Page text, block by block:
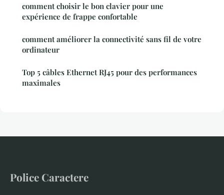
comment choisir le bon clavier pour une
expérience de frappe confortable
comment améliorer la connectivité sans fil de votre
ordinateur
Top 5 câbles Ethernet RJ45 pour des performances
maximales
Police Caractere